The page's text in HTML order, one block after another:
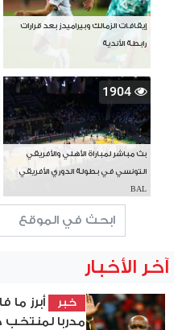
إيقافات الزمالك وبيراميدز بعد قرارات
رابطة الأندية
1904
بث مباشر لمباراة الأهلي والأفريقي
التونسي في بطولة الدوري الأفريقي
BAL
آخر الأخبار
خبر
أبرز
مدربا لمنتخب